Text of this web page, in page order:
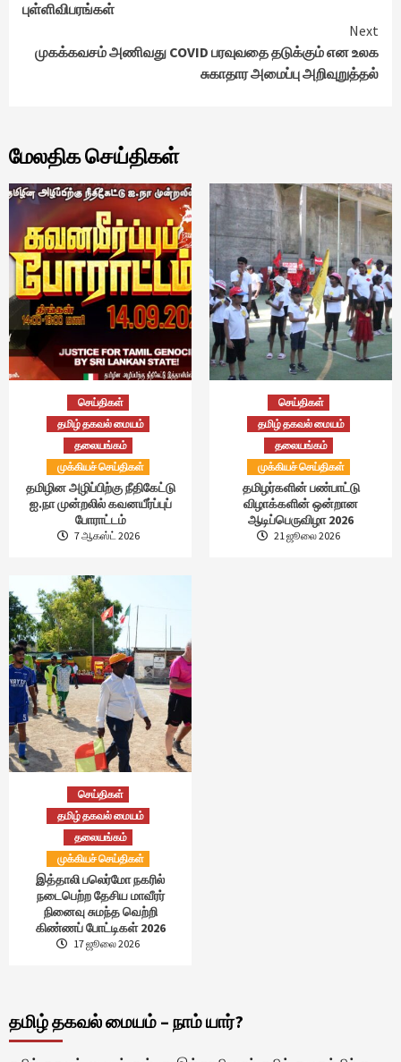
புள்ளிவிபரங்கள்
Next
முகக்கவசம் அணிவது COVID பரவுவதை தடுக்கும் என உலக
சுகாதார அமைப்பு அறிவுறுத்தல்
மேலதிக செய்திகள்
செய்திகள்
தமிழ் தகவல் மையம்
தலையங்கம்
முக்கியச் செய்திகள்
தமிழின அழிப்பிற்கு நீதிகேட்டு
ஐ.நா முன்றலில் கவனயீர்ப்புப்
போராட்டம்
7 ஆகஸ்ட் 2026
செய்திகள்
தமிழ் தகவல் மையம்
தலையங்கம்
முக்கியச் செய்திகள்
தமிழர்களின் பண்பாட்டு
விழாக்களின் ஒன்றான
ஆடிப்பெருவிழா 2026
21 ஜூலை 2026
செய்திகள்
தமிழ் தகவல் மையம்
தலையங்கம்
முக்கியச் செய்திகள்
இத்தாலி பலெர்மோ நகரில்
நடைபெற்ற தேசிய மாவீரர்
நினைவு சுமந்த வெற்றி
கிண்ணப் போட்டிகள் 2026
17 ஜூலை 2026
தமிழ் தகவல் மையம் – நாம் யார்?